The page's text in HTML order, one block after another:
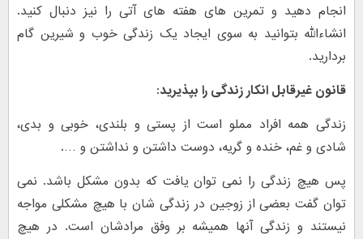
انجام دهید و تمرین های هفته های آتی را نیز دنبال کنید.
انشاءالله بتوانید به سوی ایجاد یک زندگی خوب و شیرین گام
بردارید.
قانون غیرقابل انکار زندگی را بپذیرید:
زندگی همه افراد مملو است از پستی و بلندی، خوبی و بدی،
شادی و غم، خنده و گریه، دوست داشتن و نداشتن و ….
پس هیچ زندگی را نمی توان یافت که بدون مشکل باشد. نمی
توان گفت بعضی از زوجین در زندگی شان با هیچ مشکلی مواجه
نیستند و زندگی آنها همیشه بر وفق مرادشان است. در هیچ